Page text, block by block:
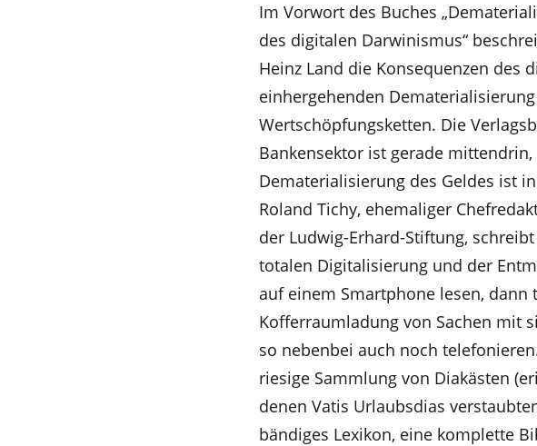
Im Vorwort des Buches
des digitalen Darwinismus“
Heinz Land die Konsequenzen des
einhergehenden
Wertschöpfungsketten. Die
Bankensektor ist gerade
Dematerialisierung des Geldes ist
Roland Tichy, ehemaliger
der Ludwig-Erhard-Stiftung,
totalen Digitalisierung und der
auf einem Smartphone lesen, dann
Kofferraumladung von Sachen mit
so nebenbei auch noch
riesige Sammlung von Diakästen
denen Vatis Urlaubsdias
bändiges Lexikon, eine komplette